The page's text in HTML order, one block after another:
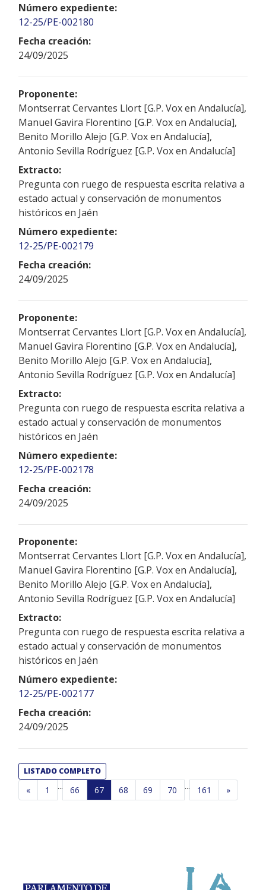
Número expediente:
12-25/PE-002180
Fecha creación:
24/09/2025
Proponente:
Montserrat Cervantes Llort [G.P. Vox en Andalucía],
Manuel Gavira Florentino [G.P. Vox en Andalucía],
Benito Morillo Alejo [G.P. Vox en Andalucía],
Antonio Sevilla Rodríguez [G.P. Vox en Andalucía]
Extracto:
Pregunta con ruego de respuesta escrita relativa a
estado actual y conservación de monumentos
históricos en Jaén
Número expediente:
12-25/PE-002179
Fecha creación:
24/09/2025
Proponente:
Montserrat Cervantes Llort [G.P. Vox en Andalucía],
Manuel Gavira Florentino [G.P. Vox en Andalucía],
Benito Morillo Alejo [G.P. Vox en Andalucía],
Antonio Sevilla Rodríguez [G.P. Vox en Andalucía]
Extracto:
Pregunta con ruego de respuesta escrita relativa a
estado actual y conservación de monumentos
históricos en Jaén
Número expediente:
12-25/PE-002178
Fecha creación:
24/09/2025
Proponente:
Montserrat Cervantes Llort [G.P. Vox en Andalucía],
Manuel Gavira Florentino [G.P. Vox en Andalucía],
Benito Morillo Alejo [G.P. Vox en Andalucía],
Antonio Sevilla Rodríguez [G.P. Vox en Andalucía]
Extracto:
Pregunta con ruego de respuesta escrita relativa a
estado actual y conservación de monumentos
históricos en Jaén
Número expediente:
12-25/PE-002177
Fecha creación:
24/09/2025
LISTADO COMPLETO
« 1 ... 66 67 68 69 70 ... 161 »